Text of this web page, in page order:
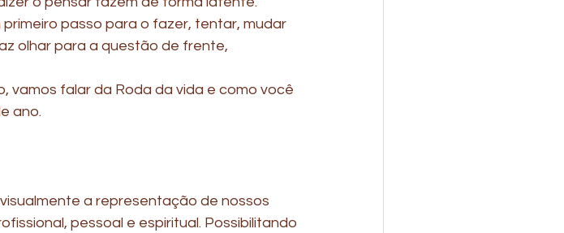
passo para o fazer, tentar, mudar
olhar para a questão de frente,
vamos falar da Roda da vida e como você
ano.
a representação de nossos
pessoal e espiritual. Possibilitando